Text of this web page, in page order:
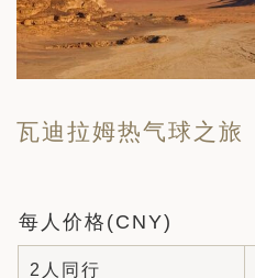
瓦迪拉姆热气球之旅
每人价格(CNY)
2人同行